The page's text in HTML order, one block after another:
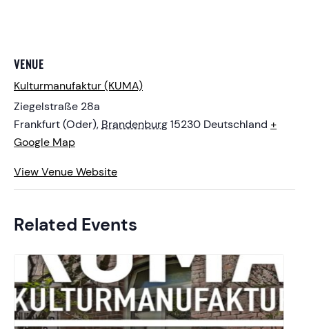
VENUE
Kulturmanufaktur (KUMA)
Ziegelstraße 28a
Frankfurt (Oder), Brandenburg15230 Deutschland +
Google Map
View Venue Website
Related Events